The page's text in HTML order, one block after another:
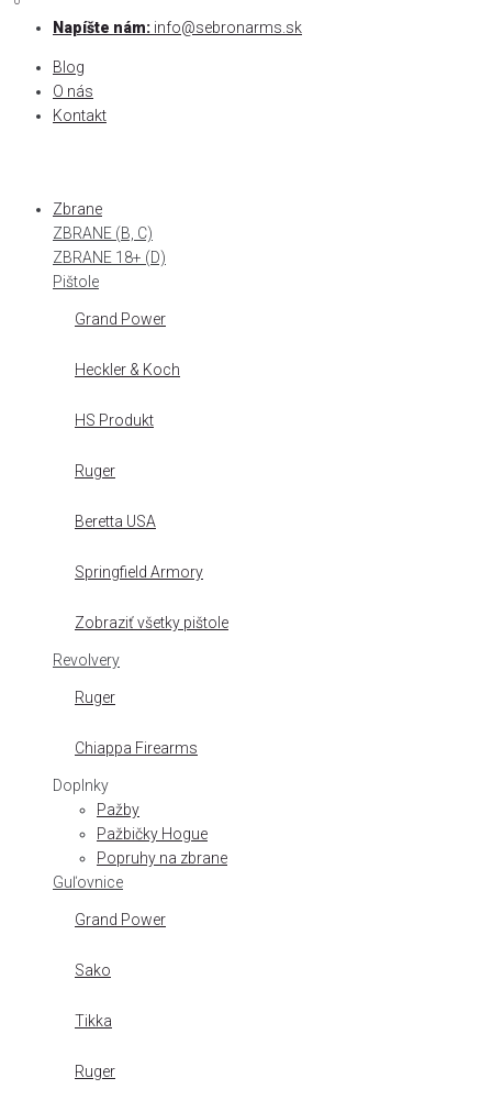
Skip
content
Napíšte nám: info@sebronarms.sk
Blog
O nás
Kontakt
Zbrane
ZBRANE (B, C)
ZBRANE 18+ (D)
Pištole
Grand Power
Heckler & Koch
HS Produkt
Ruger
Beretta USA
Springfield Armory
Zobraziť všetky pištole
Revolvery
Ruger
Chiappa Firearms
Doplnky
Pažby
Pažbičky Hogue
Popruhy na zbrane
Guľovnice
Grand Power
Sako
Tikka
Ruger